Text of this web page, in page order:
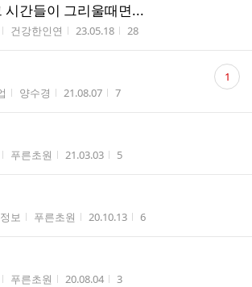
시간들이 그리울때면...
작성자
건강한인연 작성시간
23.05.18 조회수
28
작성자
양수경 작성시간
21.08.07 조회수
7
댓
글 1
작성자
푸른초원 작성시간
21.03.03 조회수
5
보 작성자
푸른초원 작성시간
20.10.13 조회수
6
작성자
푸른초원 작성시간
20.08.04 조회수
3